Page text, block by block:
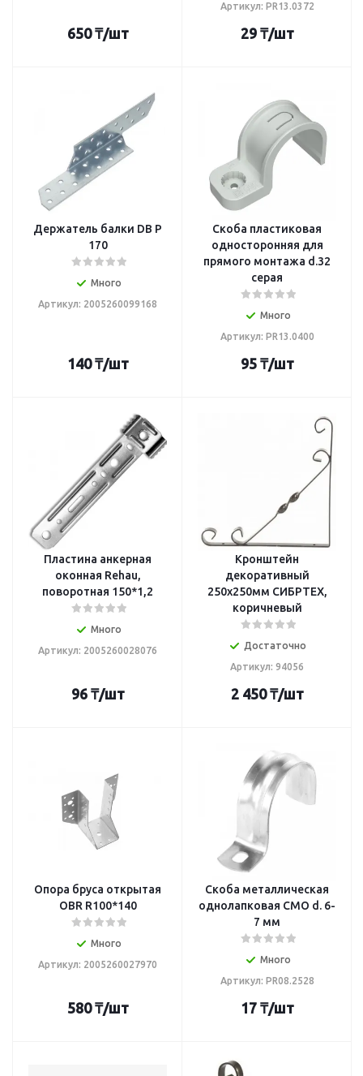
650₸/шт
Артикул: PR13.0372
29₸/шт
Держатель балки DB Р
170
Много
Артикул: 2005260099168
140₸/шт
Скоба пластиковая
односторонняя для
прямого монтажа d.32
серая
Много
Артикул: PR13.0400
95₸/шт
Пластина анкерная
оконная Rehau,
поворотная 150*1,2
Много
Артикул: 2005260028076
96₸/шт
Кронштейн
декоративный
250х250мм СИБРТЕХ,
коричневый
Достаточно
Артикул: 94056
2 450₸/шт
Опора бруса открытая
OBR R100*140
Много
Артикул: 2005260027970
580₸/шт
Скоба металлическая
однолапковая СМО d. 6-
7 мм
Много
Артикул: PR08.2528
17₸/шт